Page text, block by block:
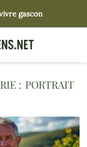
gascon
PORTRAIT